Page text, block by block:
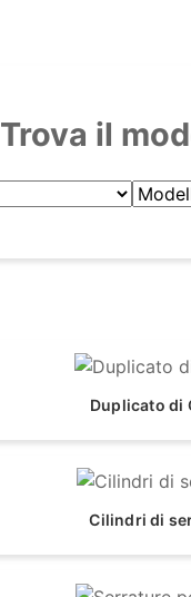
Trova il
Duplicato di
Cilindri di